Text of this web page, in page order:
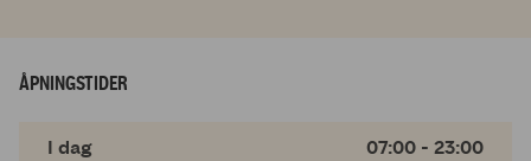
ÅPNINGSTIDER
I dag 07:00 - 23:00